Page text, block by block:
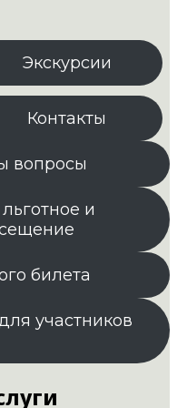
Экскурсии
Контакты
вопросы
и
билета
участников